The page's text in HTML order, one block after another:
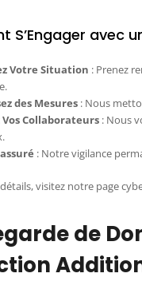
S’Engager avec
Votre Situation : Prenez
des Mesures : Nous
Vos Collaborateurs : Nous
: Notre vigilance
visitez notre page
de